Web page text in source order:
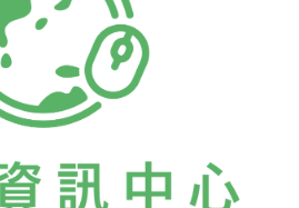
：「這個夜晚特別糟。」「我已
，這是我看過最慘的情況。」努
建築，包括東加王國國會某些部
擊下變成一根根火柴桿。街道則
住，到處散落從房屋吹下的鐵